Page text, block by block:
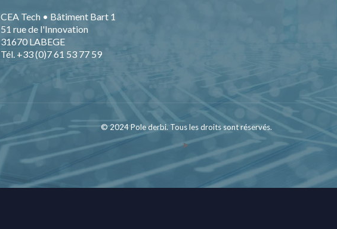
CEA Tech • Bâtiment Bart 1
51 rue de l'Innovation
31670 LABEGE
Tél. +33 (0)7 61 53 77 59
© 2024 Pole derbi. Tous les droits sont réservés.